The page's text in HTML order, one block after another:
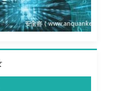
1099